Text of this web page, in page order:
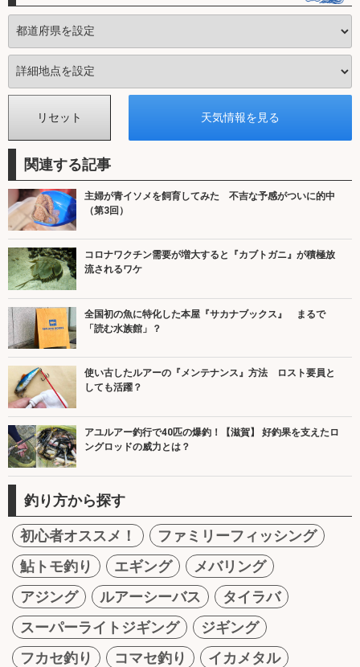
関連する記事
主婦が青イソメを飼育してみた 不吉な予感がついに的中
（第3回）
コロナワクチン需要が増大すると『カブトガニ』が積極放
流されるワケ
全国初の魚に特化した本屋『サカナブックス』 まるで
「読む水族館」？
使い古したルアーの『メンテナンス』方法 ロスト要員と
しても活躍？
アユルアー釣行で40匹の爆釣！【滋賀】 好釣果を支えたロ
ングロッドの威力とは？
釣り方から探す
初心者オススメ！
ファミリーフィッシング
鮎トモ釣り
エギング
メバリング
アジング
ルアーシーバス
タイラバ
スーパーライトジギング
ジギング
フカセ釣り
コマセ釣り
イカメタル